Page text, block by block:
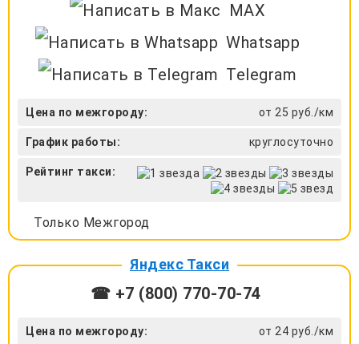
MAX
Whatsapp
Telegram
Цена по межгороду: от 25 руб./км
График работы: круглосуточно
Рейтинг такси:
Только Межгород
Яндекс Такси
☎ +7 (800) 770-70-74
Цена по межгороду: от 24 руб./км